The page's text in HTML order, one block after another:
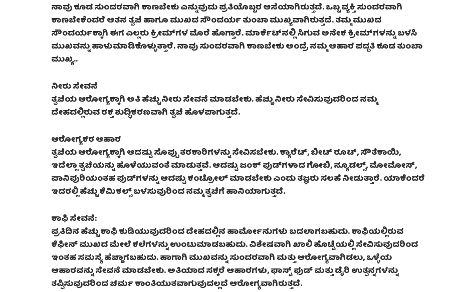
ನಾವು ಕೂಡ ಸುಂದರವಾಗಿ ಕಾಣಬೇಕು ಎನ್ನುವುದು ಪ್ರತಿಯೊಬ್ಬರ ಆಸೆಯಾಗಿರುತ್ತದೆ. ಒಬ್ಬ ವ್ಯಕ್ತಿ ಸುಂದರವಾಗಿ
ಕಾಣಬೇಕೆಂದರೆ ಆತನ ತ್ವಚೆ ಹಾಗೂ ಮುಖದ ಸೌಂದರ್ಯ ತುಂಬಾ ಮುಖ್ಯವಾಗಿರುತ್ತದೆ. ತಮ್ಮ ಮುಖದ
ಸೌಂದರ್ಯಕ್ಕಾಗಿ ಈಗ ಎಲ್ಲರು ಕ್ರೀಮ್‌ಗಳ ಮೊರೆ ಹೊಗ್ತಾರೆ. ಮಾರ್ಕೆಟ್‌ನಲ್ಲಿ ಸಿಗುವ ಅನೇಕ ಕ್ರೀಮ್‌ಗಳನ್ನು ಬಳಸಿ
ಮುಖವನ್ನು ಹಾಳುಮಾಡಿಕೊಳ್ಳುತ್ತಾರೆ. ನಾವು ಸುಂದರವಾಗಿ ಕಾಣಬೇಕು ಅಂದ್ರೆ ನಮ್ಮ ಆಹಾರ ಪದ್ದತಿ ಕೂಡ ತುಂಬಾ
ಮುಖ್ಯ..
ನೀರು ಸೇವನೆ
ತ್ವಚೆಯ ಆರೋಗ್ಯಕ್ಕಾಗಿ ಅತಿ ಹೆಚ್ಚು ನೀರು ಸೇವನೆ ಮಾಡಬೇಕು. ಹೆಚ್ಚು ನೀರು ಸೇವಿಸುವುದರಿಂದ ನಮ್ಮ
ದೇಹದಲ್ಲಿರುವ ರಕ್ತ ಶುದ್ಧಿಕರಣವಾಗಿ ತ್ವಚೆ ಹೊಳಪಾಗುತ್ತದೆ.
ಆರೋಗ್ಯಕರ ಆಹಾರ
ತ್ವಚೆಯ ಆರೋಗ್ಯಕ್ಕಾಗಿ ಆದಷ್ಟು ಸೊಪ್ಪು ತರಕಾರಿಗಳನ್ನು ಸೇವಿಸಬೇಕು. ಕ್ಯಾರೆಟ್‌, ಬೀಟ್‌ ರೂಟ್, ಸೌತೆಕಾಯಿ,
ಇದೆಲ್ಲಾ ತ್ವಚೆಯನ್ನು ಹೊಳೆಯುವಂತೆ ಮಾಡುತ್ತವೆ. ಆದಷ್ಟು ಜಂಕ್‌ ಫುಡ್‌ಗಳಾದ ಗೋಬಿ, ನ್ಯೂಡಲ್ಸ್‌, ಮೋಮೋಸ್‌,
ಪಾನಿಪುರಿಯಂತಹ ಫುಡ್‌ಗಳನ್ನು ಆದಷ್ಟು ಕಂಟ್ರೋಲ್‌ ಮಾಡಬೇಕು ಎಂದು ತಜ್ಞರು ಸಲಹೆ ನೀಡುತ್ತಾರೆ. ಯಾಕೆಂದರೆ
ಇದರಲ್ಲಿ ಹೆಚ್ಚು ಕೆಮಿಕಲ್ಸ್‌ ಬಳಸುವುರಿಂದ ನಮ್ಮ ತ್ವಚೆಗೆ ಹಾನಿಯಾಗುತ್ತದೆ.
ಕಾಫಿ ಸೇವನೆ:
ಪ್ರತಿದಿನ ಹೆಚ್ಚು ಕಾಫಿ ಕುಡಿಯುವುದರಿಂದ ದೇಹದಲ್ಲಿನ ಹಾರ್ಮೋನುಗಳು ಬದಲಾಗಬಹುದು. ಕಾಫಿಯಲ್ಲಿರುವ
ಕೆಫೀನ್ ಮುಖದ ಮೇಲೆ ಕಲೆಗಳನ್ನು ಉಂಟುಮಾಡಬಹುದು. ವಿಶೇಷವಾಗಿ ಖಾಲಿ ಹೊಟ್ಟೆಯಲ್ಲಿ ಸೇವಿಸುವುದರಿಂದ
ಇಂತಹ ಸಮಸ್ಯೆ ಹೆಚ್ಚಾಗಬಹುದು. ಹಾಗಾಗಿ ಮುಖವನ್ನು ಸುಂದರವಾಗಿ ಮತ್ತು ಆರೋಗ್ಯವಾಗಿಡಲು, ಒಳ್ಳೆಯ
ಆಹಾರವನ್ನು ಸೇವನೆ ಮಾಡಬೇಕು. ಅತಿಯಾದ ಸಕ್ಕರೆ ಆಹಾರಗಳು, ಫಾಸ್ಟ್ ಫುಡ್ ಮತ್ತು ಡೈರಿ ಉತ್ಪನ್ನಗಳನ್ನು
ತಪ್ಪಿಸುವುದರಿಂದ ಚರ್ಮ ಕಾಂತಿಯುತವಾಗುವುದಲ್ಲದೆ ಆರೋಗ್ಯವಾಗಿರುತ್ತದೆ.